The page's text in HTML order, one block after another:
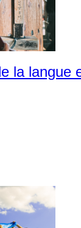
la langue